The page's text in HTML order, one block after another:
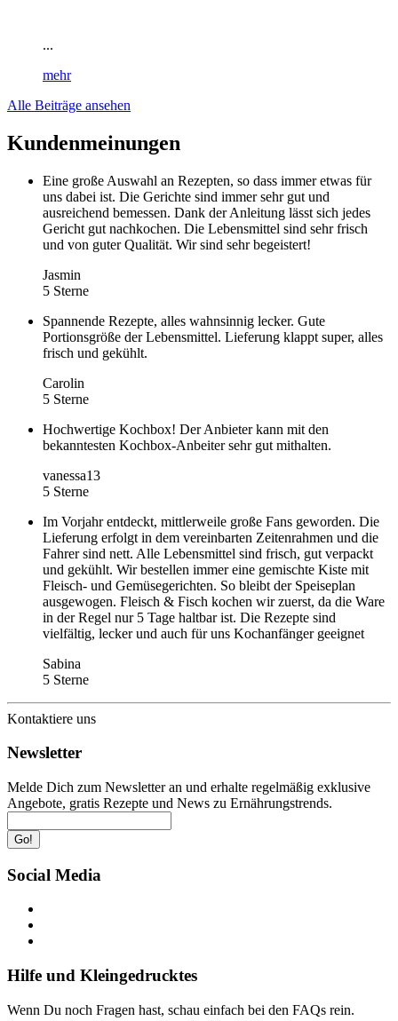
...
mehr
Alle Beiträge ansehen
Kundenmeinungen
Eine große Auswahl an Rezepten, so dass immer etwas für
uns dabei ist. Die Gerichte sind immer sehr gut und
ausreichend bemessen. Dank der Anleitung lässt sich jedes
Gericht gut nachkochen. Die Lebensmittel sind sehr frisch
und von guter Qualität. Wir sind sehr begeistert!
Jasmin
5 Sterne
Spannende Rezepte, alles wahnsinnig lecker. Gute
Portionsgröße der Lebensmittel. Lieferung klappt super, alles
frisch und gekühlt.
Carolin
5 Sterne
Hochwertige Kochbox! Der Anbieter kann mit den
bekanntesten Kochbox-Anbeiter sehr gut mithalten.
vanessa13
5 Sterne
Im Vorjahr entdeckt, mittlerweile große Fans geworden. Die
Lieferung erfolgt in dem vereinbarten Zeitenrahmen und die
Fahrer sind nett. Alle Lebensmittel sind frisch, gut verpackt
und gekühlt. Wir bestellen immer eine gemischte Kiste mit
Fleisch- und Gemüsegerichten. So bleibt der Speiseplan
ausgewogen. Fleisch & Fisch kochen wir zuerst, da die Ware
in der Regel nur 5 Tage haltbar ist. Die Rezepte sind
vielfältig, lecker und auch für uns Kochanfänger geeignet
Sabina
5 Sterne
Kontaktiere uns
Newsletter
Melde Dich zum Newsletter an und erhalte regelmäßig exklusive
Angebote, gratis Rezepte und News zu Ernährungstrends.
Go!
Social Media
Hilfe und Kleingedrucktes
Wenn Du noch Fragen hast, schau einfach bei den FAQs rein.